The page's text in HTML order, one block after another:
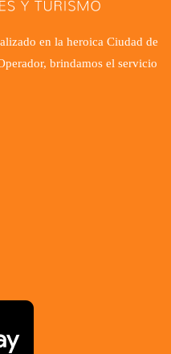
en la heroica Ciudad de
brindamos el servicio